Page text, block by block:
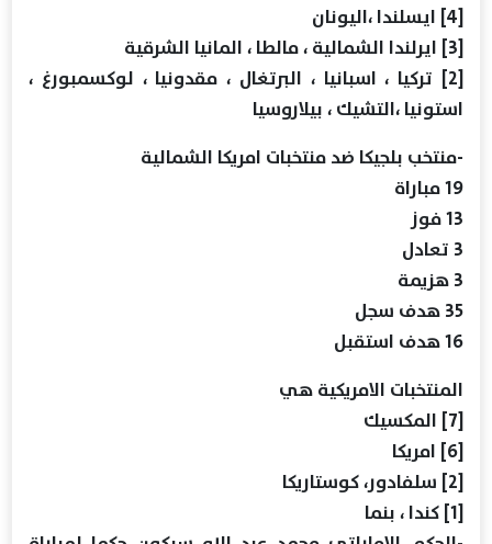
[4] ايسلندا ،اليونان
[3] ايرلندا الشمالية ، مالطا ، المانيا الشرقية
[2] تركيا ، اسبانيا ، البرتغال ، مقدونيا ، لوكسمبورغ ،
استونيا ،التشيك ، بيلاروسيا
‏-منتخب بلجيكا ضد منتخبات امريكا الشمالية
19 مباراة
13 فوز
3 تعادل
3 هزيمة
35 هدف سجل
16 هدف استقبل
المنتخبات الامريكية هي
[7] المكسيك
[6] امريكا
[2] سلفادور، كوستاريكا
[1] كندا ، بنما